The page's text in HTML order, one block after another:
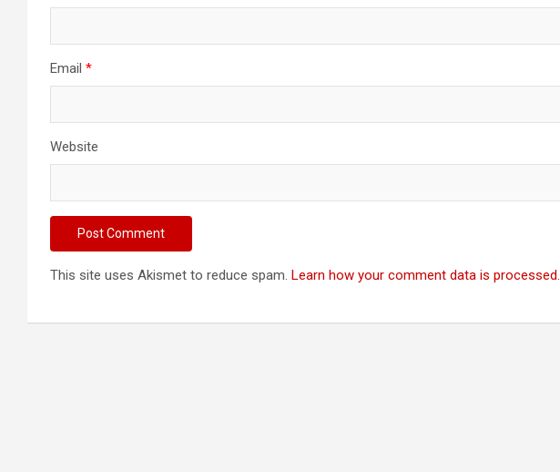
Email *
Website
This site uses Akismet to reduce spam. Learn how your comment data is processed.